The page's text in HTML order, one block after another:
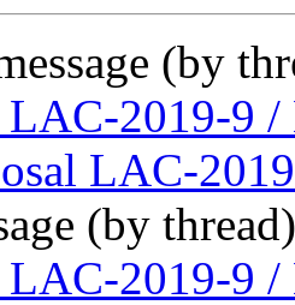
(by
LAC-2019-9
LAC-
(by
LAC-2019-9